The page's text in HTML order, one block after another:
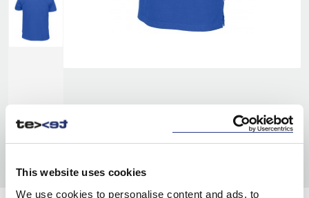
This website uses cookies
We use cookies to personalise content and ads, to